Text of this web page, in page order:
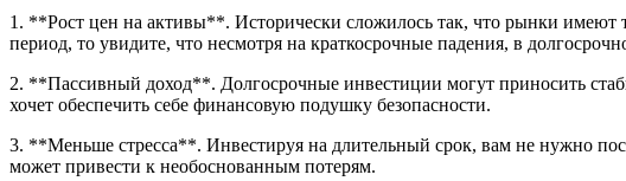
1. **Рост цен на активы**. Исторически сложилось так, что рынки
период, то увидите, что несмотря на краткосрочные падения, в
2. **Пассивный доход**. Долгосрочные инвестиции могут приносить
хочет обеспечить себе финансовую подушку безопасности.
3. **Меньше стресса**. Инвестируя на длительный срок, вам не нужно
может привести к необоснованным потерям.